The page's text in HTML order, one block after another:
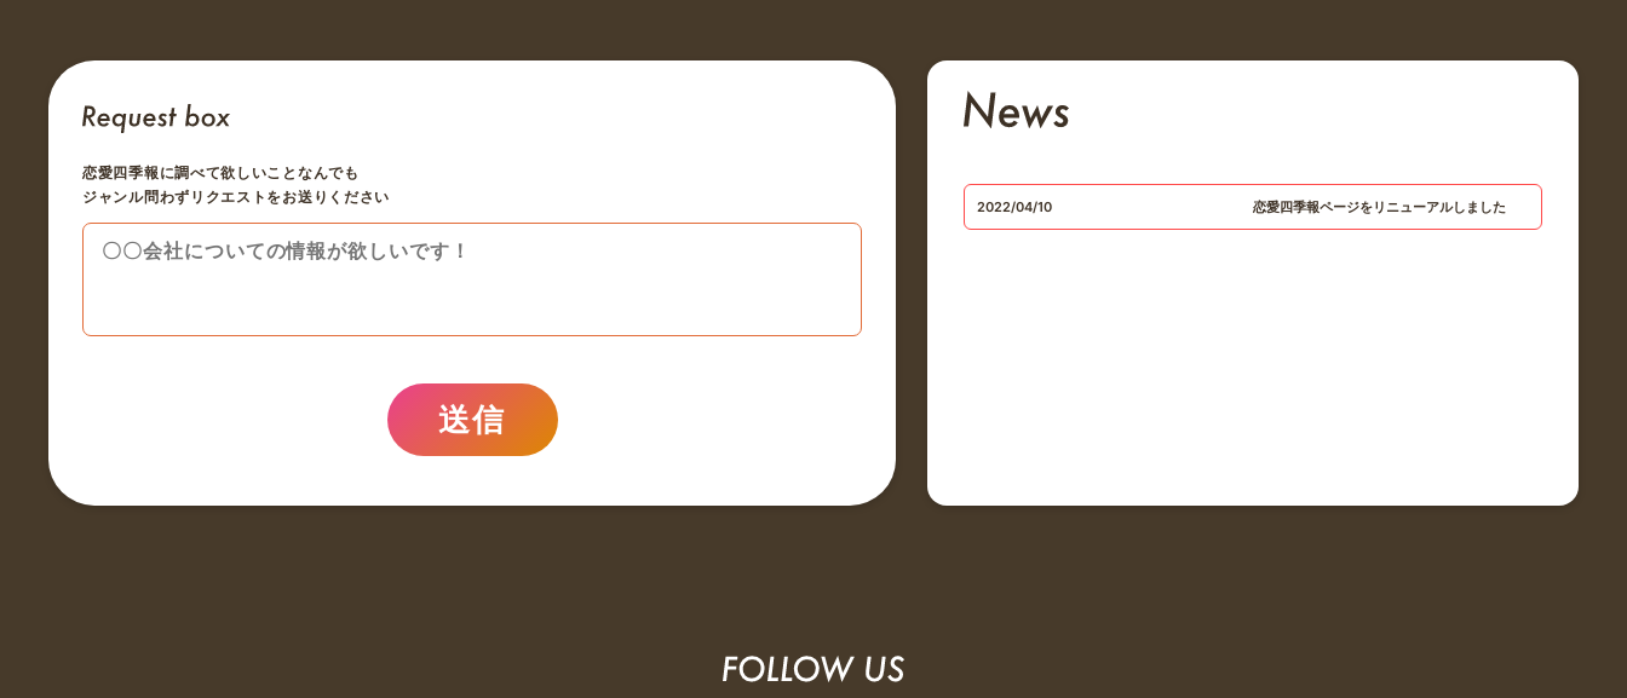
恋愛四季報に調べて欲しいことなんでも
ジャンル問わずリクエストをお送りください
送信
2022/04/10 恋愛四季報ページをリニューアルしました